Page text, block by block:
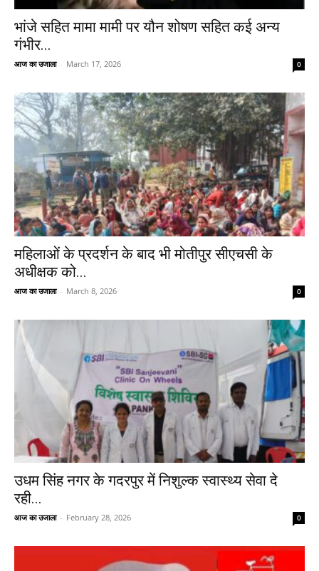
भांजे सहित मामा मामी पर यौन शोषण सहित कई अन्य
गंभीर...
आज का उजाला - March 17, 2026 0
महिलाओं के प्रदर्शन के बाद भी मोतीपुर सीएचसी के
अधीक्षक को...
आज का उजाला - March 8, 2026 0
उधम सिंह नगर के गदरपुर में निशुल्क स्वास्थ्य सेवा दे
रही...
आज का उजाला - February 28, 2026 0